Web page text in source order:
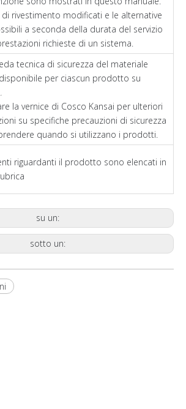
di rivestimento modificati e le alternative
a seconda della durata del servizio
richieste di un sistema.
tecnica di sicurezza del materiale
disponibile per ciascun prodotto su
la vernice di Cosco Kansai per ulteriori
su specifiche precauzioni di sicurezza
quando si utilizzano i prodotti.
riguardanti il ​​prodotto sono elencati in
su un:
sotto un: